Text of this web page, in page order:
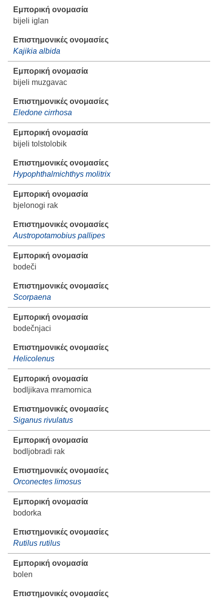
bijeli iglan
Kajikia albida
bijeli muzgavac
Eledone cirrhosa
bijeli tolstolobik
Hypophthalmichthys molitrix
bjelonogi rak
Austropotamobius pallipes
bodeči
Scorpaena
bodečnjaci
Helicolenus
bodljikava mramornica
Siganus rivulatus
bodljobradi rak
Orconectes limosus
bodorka
Rutilus rutilus
bolen